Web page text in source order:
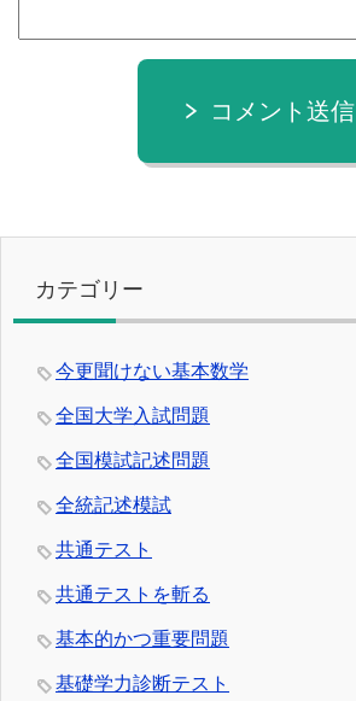
コメント送信
カテゴリー
今更聞けない基本数学
全国大学入試問題
全国模試記述問題
全統記述模試
共通テスト
共通テストを斬る
基本的かつ重要問題
基礎学力診断テスト